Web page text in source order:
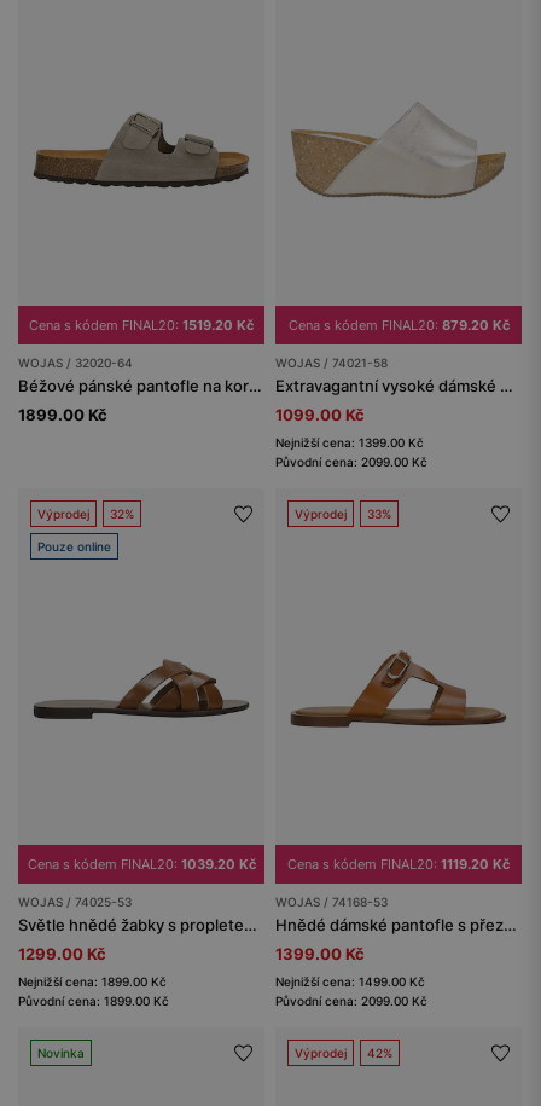
Cena s kódem FINAL20: 1519.20 Kč
WOJAS / 32020-64
Béžové pánské pantofle na korkové podrážce
1899.00 Kč
Cena s kódem FINAL20: 879.20 Kč
WOJAS / 74021-58
Extravagantní vysoké dámské pantofle ve stříbrné barvě
1099.00 Kč
Nejnižší cena: 1399.00 Kč
Původní cena: 2099.00 Kč
Výprodej 32%
Pouze online
Cena s kódem FINAL20: 1039.20 Kč
WOJAS / 74025-53
Světle hnědé žabky s propletenými pásky
1299.00 Kč
Nejnižší cena: 1899.00 Kč
Původní cena: 1899.00 Kč
Výprodej 33%
Cena s kódem FINAL20: 1119.20 Kč
WOJAS / 74168-53
Hnědé dámské pantofle s přezkou
1399.00 Kč
Nejnižší cena: 1499.00 Kč
Původní cena: 2099.00 Kč
Novinka Výprodej 42%